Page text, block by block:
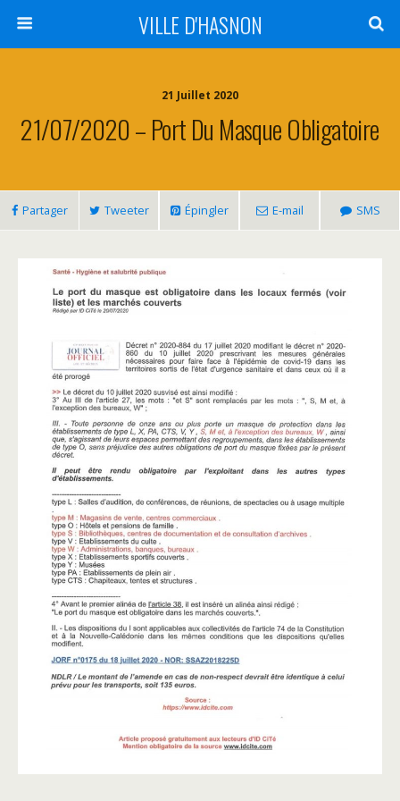
VILLE D'HASNON
21 Juillet 2020
21/07/2020 – Port Du Masque Obligatoire
Partager Tweeter Épingler E-mail SMS